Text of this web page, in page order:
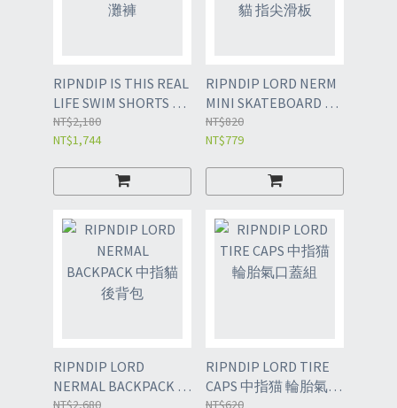
RIPNDIP IS THIS REAL
LIFE SWIM SHORTS 中
指貓 海灘褲
NT$2,180
NT$1,744
RIPNDIP LORD NERM
MINI SKATEBOARD 中
指貓 指尖滑板
NT$820
NT$779
RIPNDIP LORD
NERMAL BACKPACK 中
NT$2,680
RIPNDIP LORD TIRE
CAPS 中指猫 輪胎氣口
NT$620